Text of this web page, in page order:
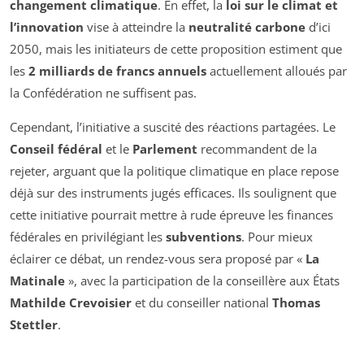
changement climatique. En effet, la loi sur le climat et
l’innovation vise à atteindre la neutralité carbone d’ici
2050, mais les initiateurs de cette proposition estiment que
les 2 milliards de francs annuels actuellement alloués par
la Confédération ne suffisent pas.
Cependant, l’initiative a suscité des réactions partagées. Le
Conseil fédéral et le Parlement recommandent de la
rejeter, arguant que la politique climatique en place repose
déjà sur des instruments jugés efficaces. Ils soulignent que
cette initiative pourrait mettre à rude épreuve les finances
fédérales en privilégiant les subventions. Pour mieux
éclairer ce débat, un rendez-vous sera proposé par « La
Matinale », avec la participation de la conseillère aux États
Mathilde Crevoisier et du conseiller national Thomas
Stettler.